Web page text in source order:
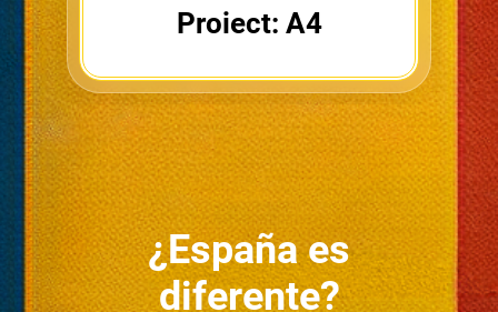
Proiect: A4
¿España es
diferente?